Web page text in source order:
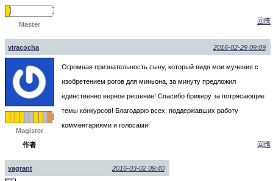
Master 回應
viracocha 2016-02-29 09:09
Magister
作者
Огромная признательность сыну, который видя мои мучения с
изобретением рогов для миньона, за минуту предложил
единственно верное решение! Спасибо брикеру за потрясающие
темы конкурсов! Благодарю всех, поддержавших работу
комментариями и голосами!
回應
vagrant 2016-03-02 09:40